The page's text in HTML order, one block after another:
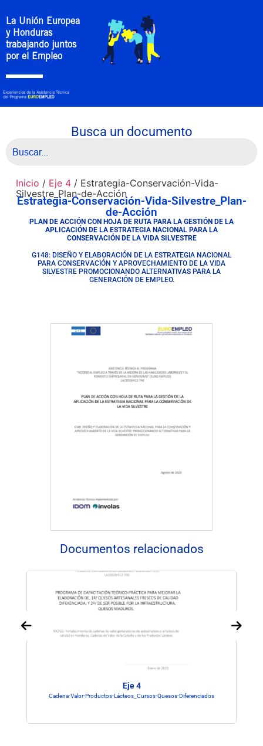
La Unión Europea
y Honduras
trabajando juntos
por el Empleo
Busca un documento
Inicio / Eje 4/ Estrategia-Conservación-Vida-
Silvestre_Plan-de-Acción
Estrategia-Conservación-Vida-Silvestre_Plan-
de-Acción
PLAN DE ACCIÓN CON HOJA DE RUTA PARA LA GESTIÓN DE LA
APLICACIÓN DE LA ESTRATEGIA NACIONAL PARA LA
CONSERVACIÓN DE LA VIDA SILVESTRE
G148: DISEÑO Y ELABORACIÓN DE LA ESTRATEGIA NACIONAL
PARA CONSERVACIÓN Y APROVECHAMIENTO DE LA VIDA
SILVESTRE PROMOCIONANDO ALTERNATIVAS PARA LA
GENERACIÓN DE EMPLEO.
Descargar Documento
Documentos relacionados
Eje 4
Cadena-Valor-Productos-Lácteos_Cursos-Quesos-Diferenciados